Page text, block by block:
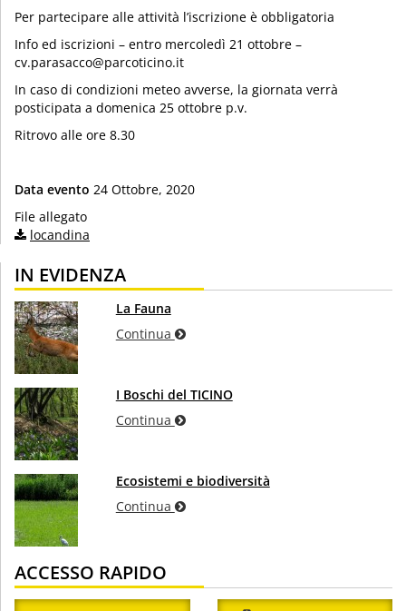
Per partecipare alle attività l’iscrizione è obbligatoria
Info ed iscrizioni – entro mercoledì 21 ottobre –
cv.parasacco@parcoticino.it
In caso di condizioni meteo avverse, la giornata verrà
posticipata a domenica 25 ottobre p.v.
Ritrovo alle ore 8.30
Data evento 24 Ottobre, 2020
File allegato
locandina
IN EVIDENZA
La Fauna
Continua
I Boschi del TICINO
Continua
Ecosistemi e biodiversità
Continua
ACCESSO RAPIDO